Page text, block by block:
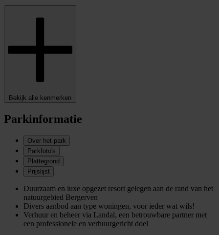
Bekijk alle kenmerken
Parkinformatie
Over het park
Parkfoto's
Plattegrond
Prijslijst
Duurzaam en luxe opgezet resort gelegen aan de rand van het
natuurgebied Bergerven
Divers aanbod aan type woningen, voor ieder wat wils!
Verhuur en beheer via Landal, een betrouwbare partner met
een professionele en verhuurgericht doel